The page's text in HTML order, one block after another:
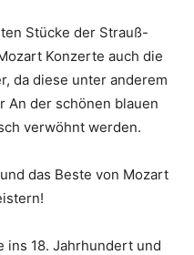
Stücke der Strauß-
Konzerte auch die
da diese unter anderem
An der schönen blauen
verwöhnt werden.
das Beste von Mozart
ins 18. Jahrhundert und